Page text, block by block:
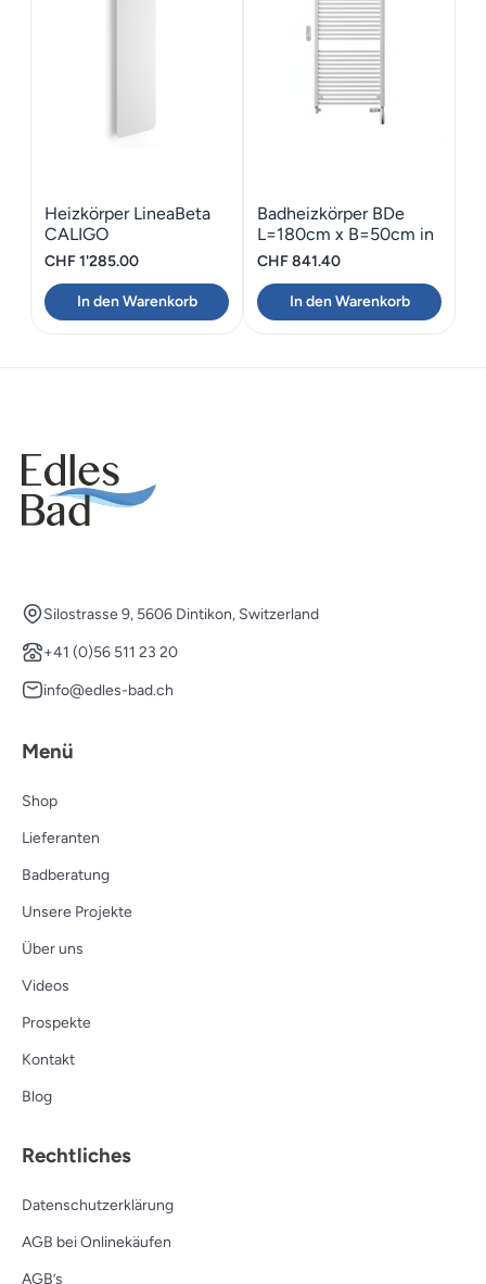
Heizkörper LineaBeta
CALIGO
CHF1'285.00
In den Warenkorb
Badheizkörper BDe
L=180cm x B=50cm in
weiss
CHF841.40
In den Warenkorb
Silostrasse 9, 5606 Dintikon, Switzerland
+41 (0)56 511 23 20
info@edles-bad.ch
Menü
Shop
Lieferanten
Badberatung
Unsere Projekte
Über uns
Videos
Prospekte
Kontakt
Blog
Rechtliches
Datenschutzerklärung
AGB bei Onlinekäufen
AGB’s